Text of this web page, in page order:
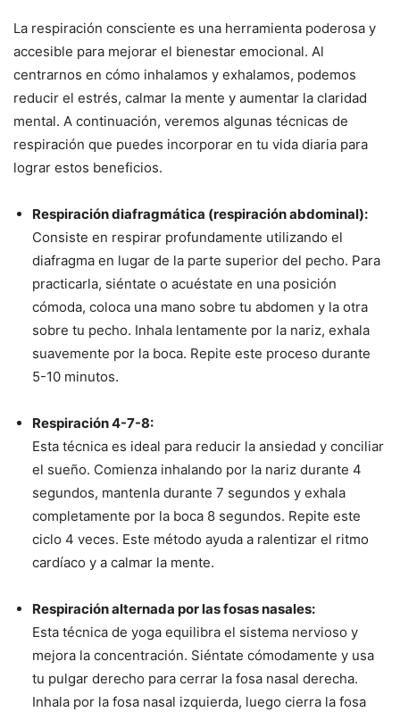
La respiración consciente es una herramienta poderosa y
accesible para mejorar el bienestar emocional. Al
centrarnos en cómo inhalamos y exhalamos, podemos
reducir el estrés, calmar la mente y aumentar la claridad
mental. A continuación, veremos algunas técnicas de
respiración que puedes incorporar en tu vida diaria para
lograr estos beneficios.
Respiración diafragmática (respiración abdominal):
Consiste en respirar profundamente utilizando el
diafragma en lugar de la parte superior del pecho. Para
practicarla, siéntate o acuéstate en una posición
cómoda, coloca una mano sobre tu abdomen y la otra
sobre tu pecho. Inhala lentamente por la nariz, exhala
suavemente por la boca. Repite este proceso durante
5-10 minutos.
Respiración 4-7-8:
Esta técnica es ideal para reducir la ansiedad y conciliar
el sueño. Comienza inhalando por la nariz durante 4
segundos, mantenla durante 7 segundos y exhala
completamente por la boca 8 segundos. Repite este
ciclo 4 veces. Este método ayuda a ralentizar el ritmo
cardíaco y a calmar la mente.
Respiración alternada por las fosas nasales:
Esta técnica de yoga equilibra el sistema nervioso y
mejora la concentración. Siéntate cómodamente y usa
tu pulgar derecho para cerrar la fosa nasal derecha.
Inhala por la fosa nasal izquierda, luego cierra la fosa